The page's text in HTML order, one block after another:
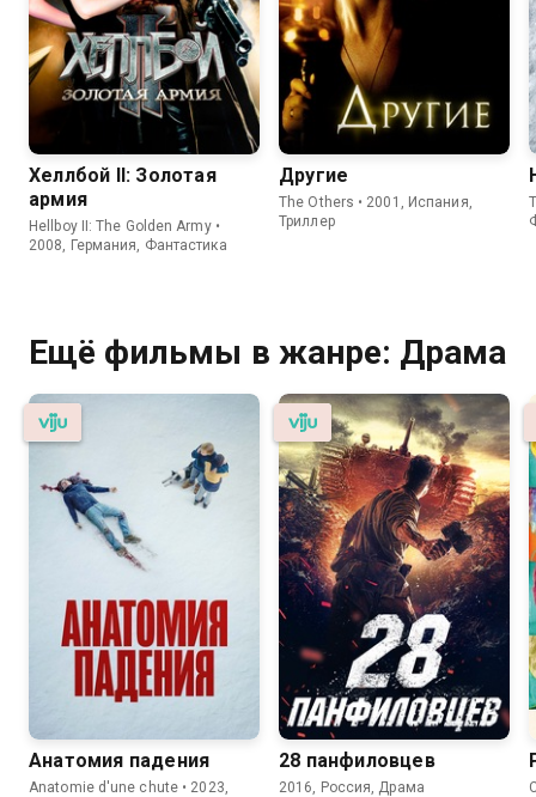
Хеллбой II: Золотая
армия
Hellboy II: The Golden Army •
2008, Германия, Фантастика
Другие
The Others • 2001, Испания,
Триллер
Ещё фильмы в жанре: Драма
Анатомия падения
Anatomie d'une chute • 2023,
28 панфиловцев
2016, Россия, Драма